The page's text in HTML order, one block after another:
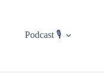
Podcast 🎙️